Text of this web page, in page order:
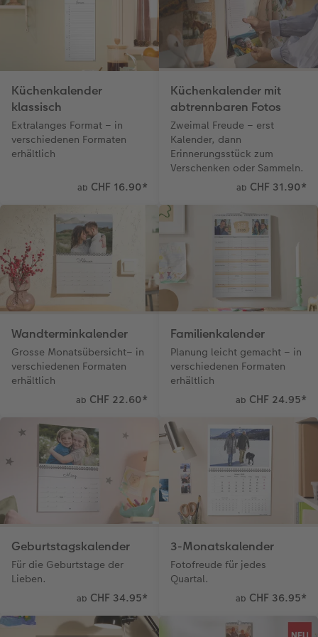
Kundengeschichten
CEWE FOTOBUCH per PDF
CEWE myPhotos
Zubehör
Mehrteiler
CEWE myPhotos
Zubehör
CEWE Geschenkgutschein
CEWE myPhotos
Küchenkalender
klassisch
Extralanges Format – in
verschiedenen Formaten
erhältlich
ab CHF 16.90*
Küchenkalender mit
abtrennbaren Fotos
Zweimal Freude – erst
Kalender, dann
Erinnerungsstück zum
Verschenken oder Sammeln.
ab CHF 31.90*
Wandterminkalender
Grosse Monatsübersicht– in
verschiedenen Formaten
erhältlich
ab CHF 22.60*
Familienkalender
Planung leicht gemacht – in
verschiedenen Formaten
erhältlich
ab CHF 24.95*
Geburtstagskalender
Für die Geburtstage der
Lieben.
ab CHF 34.95*
3-Monatskalender
Fotofreude für jedes
Quartal.
ab CHF 36.95*